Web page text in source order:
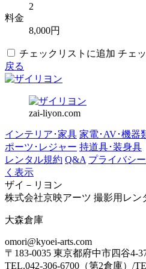
2
料金
8,000円
チェックリストに追加 チェ
戻る
zai-liyon.com
インテリア･家具 家電･AV･機器
ポーツ･レジャー 持道具･装身具
レンタル規約 Q&A プライバシ
く表示
ザイ－リヨン
株式会社京映アーツ 撮影用レン
大森倉庫
omori@kyoei-arts.com
〒183-0035 東京都府中市四谷4-
TEL.042-306-6700（第2倉庫）/